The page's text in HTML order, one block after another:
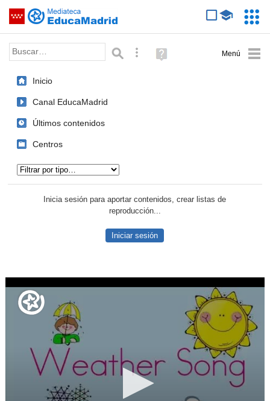
Saltar navegación
Palabra o frase: Búsqueda avanzada
Ayuda
(en
Inicio
Canal EducaMadrid
Últimos contenidos
Centros
Inicia sesión para aportar contenidos, crear listas de
reproducción...
Iniciar sesión